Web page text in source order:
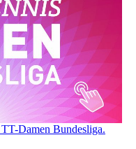
Damen Bundesliga.